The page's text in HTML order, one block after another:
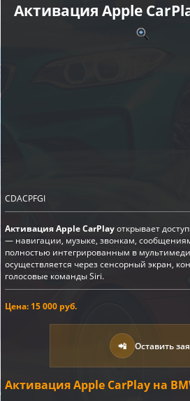
Активация Apple
CDACPFGI
Активация Apple CarPlayоткрывает
— навигации, музыке, звонкам,
полностью интегрированным в
осуществляется через сенсорный экран,
голосовые команды Siri.
Цена: 15 000 руб.
📲 Оставить
Активация Apple CarPlay на